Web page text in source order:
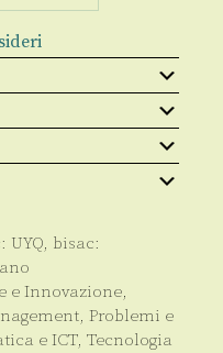
UYQ, bisac:
e Innovazione,
, Problemi e
e ICT, Tecnologia